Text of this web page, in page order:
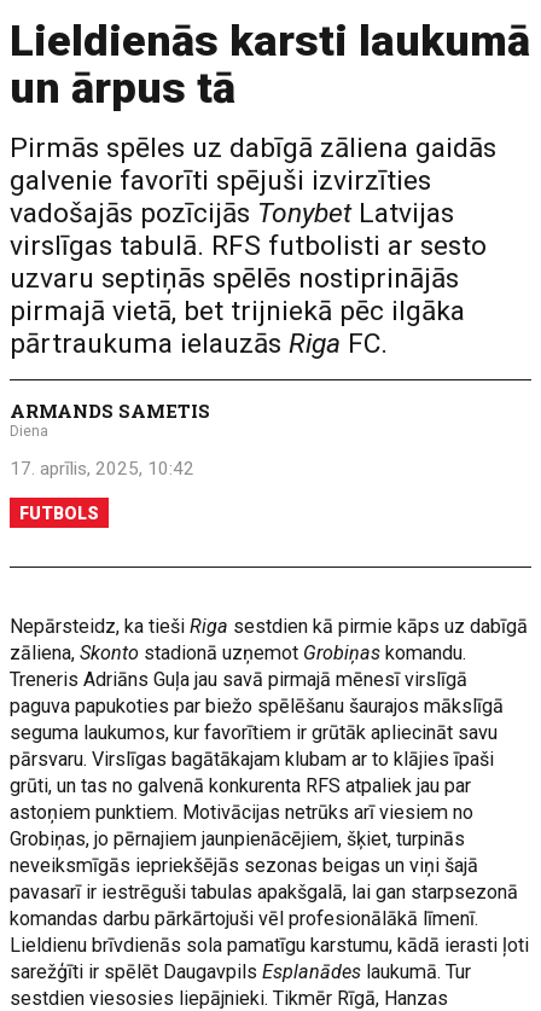
Lieldienās karsti laukumā
un ārpus tā
Pirmās spēles uz dabīgā zāliena gaidās
galvenie favorīti spējuši izvirzīties
vadošajās pozīcijās TonybetLatvijas
virslīgas tabulā. RFS futbolisti ar sesto
uzvaru septiņās spēlēs nostiprinājās
pirmajā vietā, bet trijniekā pēc ilgāka
pārtraukuma ielauzāsRiga FC.
ARMANDS SAMETIS
Diena
17. aprīlis, 2025, 10:42
FUTBOLS
Nepārsteidz, ka tiešiRiga sestdien kā pirmie kāps uz dabīgā
zāliena,Skonto stadionā uzņemot Grobiņaskomandu.
Treneris Adriāns Guļa jau savā pirmajā mēnesī virslīgā
paguva papukoties par biežo spēlēšanu šaurajos mākslīgā
seguma laukumos, kur favorītiem ir grūtāk apliecināt savu
pārsvaru. Virslīgas bagātākajam klubam ar to klājies īpaši
grūti, un tas no galvenā konkurenta RFS atpaliek jau par
astoņiem punktiem. Motivācijas netrūks arī viesiem no
Grobiņas, jo pērnajiem jaunpienācējiem, šķiet, turpinās
neveiksmīgās iepriekšējās sezonas beigas un viņi šajā
pavasarī ir iestrēguši tabulas apakšgalā, lai gan starpsezonā
komandas darbu pārkārtojuši vēl profesionālākā līmenī.
Lieldienu brīvdienās sola pamatīgu karstumu, kādā ierasti ļoti
sarežģīti ir spēlēt DaugavpilsEsplanādes laukumā. Tur
sestdien viesosies liepājnieki. Tikmēr Rīgā, Hanzas